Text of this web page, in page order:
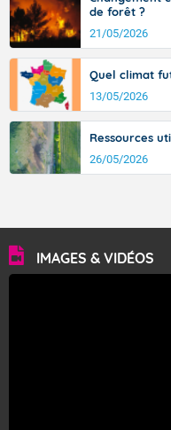
de forêt ?
21/05/2026
Quel climat
13/05/2026
Ressources
26/05/2026
IMAGES & VIDÉOS